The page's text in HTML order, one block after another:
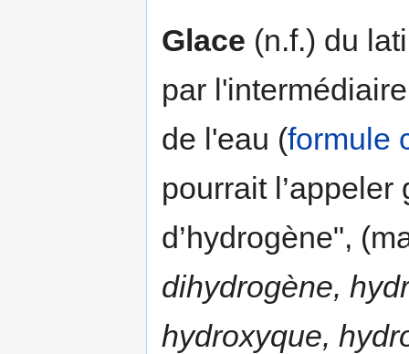
Glace (n.f.) du
par
de l'eau (formule
pourrait
d’hydrogène",
dihydrogène,
hydroxyque,